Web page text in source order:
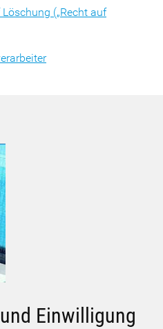
(„Recht auf
Einwilligung